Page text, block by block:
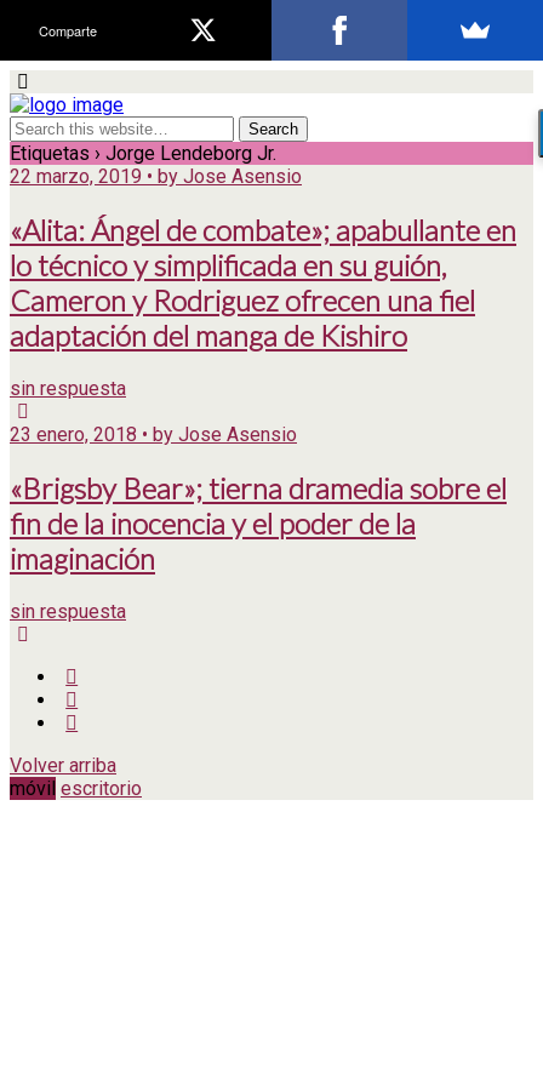
Etiquetas › Jorge Lendeborg Jr.
22 marzo, 2019 • by Jose Asensio
«Alita: Ángel de combate»; apabullante en
lo técnico y simplificada en su guión,
Cameron y Rodriguez ofrecen una fiel
adaptación del manga de Kishiro
sin respuesta
23 enero, 2018 • by Jose Asensio
«Brigsby Bear»; tierna dramedia sobre el
fin de la inocencia y el poder de la
imaginación
sin respuesta
Volver arriba
móvil escritorio
Comparte